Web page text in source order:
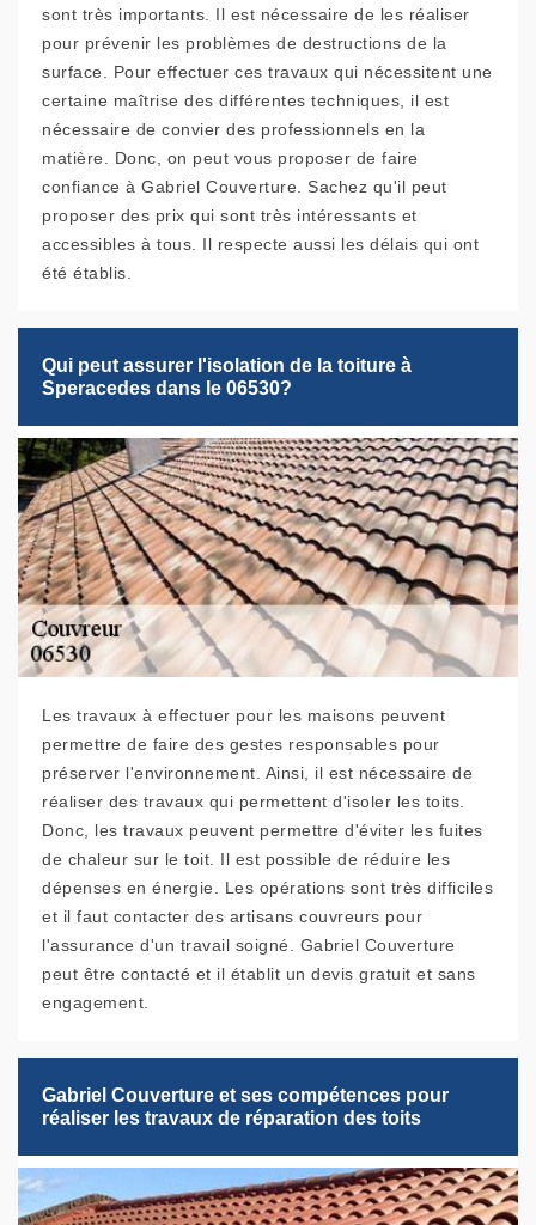
sont très importants. Il est nécessaire de les réaliser
pour prévenir les problèmes de destructions de la
surface. Pour effectuer ces travaux qui nécessitent une
certaine maîtrise des différentes techniques, il est
nécessaire de convier des professionnels en la
matière. Donc, on peut vous proposer de faire
confiance à Gabriel Couverture. Sachez qu'il peut
proposer des prix qui sont très intéressants et
accessibles à tous. Il respecte aussi les délais qui ont
été établis.
Qui peut assurer l'isolation de la toiture à
Speracedes dans le 06530?
Les travaux à effectuer pour les maisons peuvent
permettre de faire des gestes responsables pour
préserver l'environnement. Ainsi, il est nécessaire de
réaliser des travaux qui permettent d'isoler les toits.
Donc, les travaux peuvent permettre d'éviter les fuites
de chaleur sur le toit. Il est possible de réduire les
dépenses en énergie. Les opérations sont très difficiles
et il faut contacter des artisans couvreurs pour
l'assurance d'un travail soigné. Gabriel Couverture
peut être contacté et il établit un devis gratuit et sans
engagement.
Gabriel Couverture et ses compétences pour
réaliser les travaux de réparation des toits